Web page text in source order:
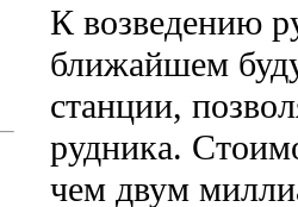
К возведению
ближайшем
станции,
рудника.
чем двум